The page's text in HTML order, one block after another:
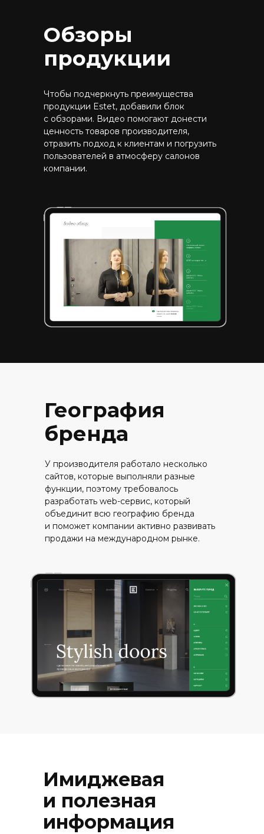
Чтобы подчеркнуть преимущества
продукции Estet, добавили блок
с обзорами. Видео помогают донести
ценность товаров производителя,
отразить подход к клиентам и погрузить
пользователей в атмосферу салонов
компании.
Обзоры
продукции
География
бренда
У производителя работало несколько
сайтов, которые выполняли разные
функции, поэтому требовалось
разработать web-сервис, который
объединит всю географию бренда
и поможет компании активно развивать
продажи на международном рынке.
Имиджевая
и полезная
информация